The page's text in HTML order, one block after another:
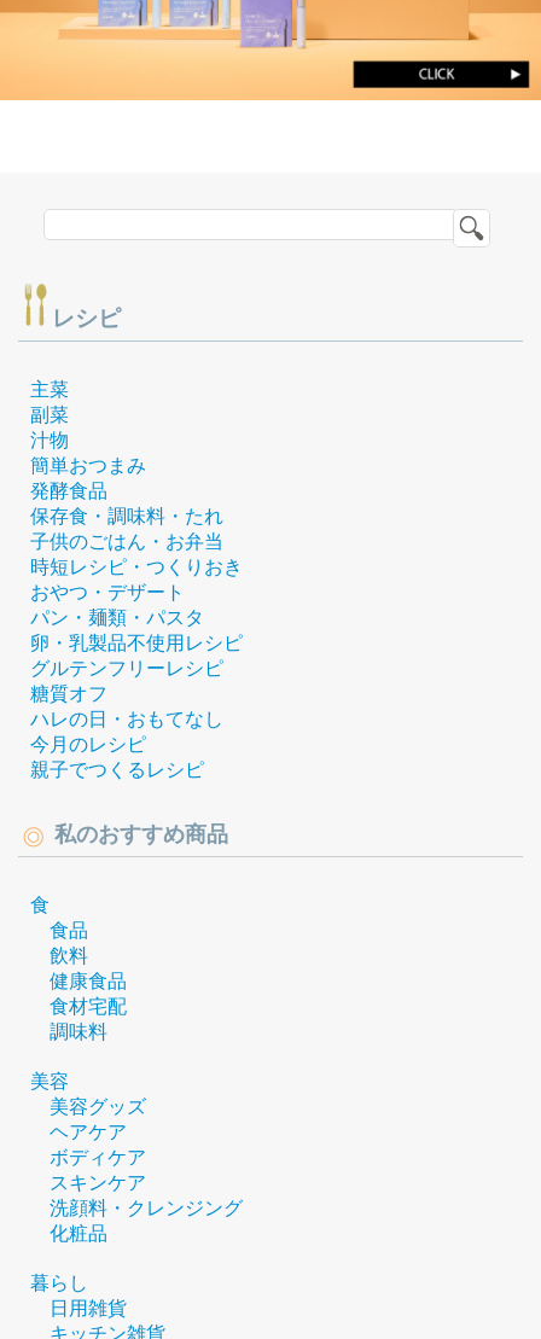
レシピ
主菜
副菜
汁物
簡単おつまみ
発酵食品
保存食・調味料・たれ
子供のごはん・お弁当
時短レシピ・つくりおき
おやつ・デザート
パン・麺類・パスタ
卵・乳製品不使用レシピ
グルテンフリーレシピ
糖質オフ
ハレの日・おもてなし
今月のレシピ
親子でつくるレシピ
私のおすすめ商品
食
食品
飲料
健康食品
食材宅配
調味料
美容
美容グッズ
ヘアケア
ボディケア
スキンケア
洗顔料・クレンジング
化粧品
暮らし
日用雑貨
キッチン雑貨